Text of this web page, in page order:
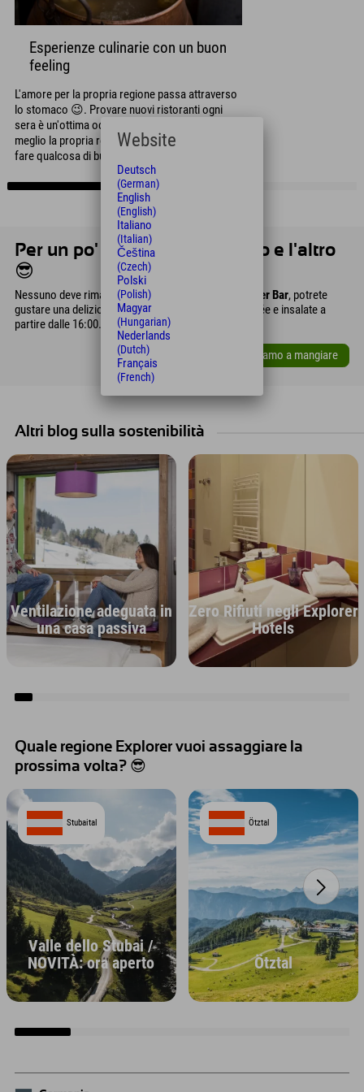
Esperienze culinarie con un buon
feeling
L'amore per la propria regione passa attraverso
lo stomaco 😉. Provare nuovi ristoranti ogni
sera è un'ottima occasione per conoscere
meglio la propria regione e, allo stesso tempo,
fare qualcosa di buono per la gente del posto.
Per un po' di fame tra un pasto e l'altro
😎
Nessuno deve rimanere affamato con noi. All' Explorer Bar, potrete
gustare una deliziosa selezione di panini, tarte flambée e insalate a
partire dalle 16:00.
Andiamo a mangiare
Altri blog sulla sostenibilità
Ventilazione adeguata in
una casa passiva
Zero Rifiuti negli Explorer
Hotels
Quale regione Explorer vuoi assaggiare la
prossima volta? 😎
Stubaital
Valle dello Stubai /
NOVITÀ: ora aperto
Ötztal
Ötztal
Website
Deutsch
(German)
English
(English)
Italiano
(Italian)
Čeština
(Czech)
Polski
(Polish)
Magyar
(Hungarian)
Nederlands
(Dutch)
Français
(French)